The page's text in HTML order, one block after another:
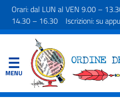
Orari: dal LUN al VEN 9.00 –
14.30 – 16.30 Iscrizioni: su